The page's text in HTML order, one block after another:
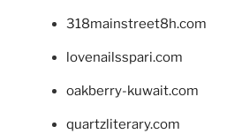
318mainstreet8h.com
lovenailsspari.com
oakberry-kuwait.com
quartzliterary.com